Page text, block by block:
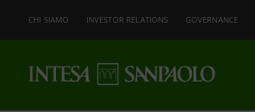
CHI SIAMO INVESTOR RELATIONS GOVERNANCE